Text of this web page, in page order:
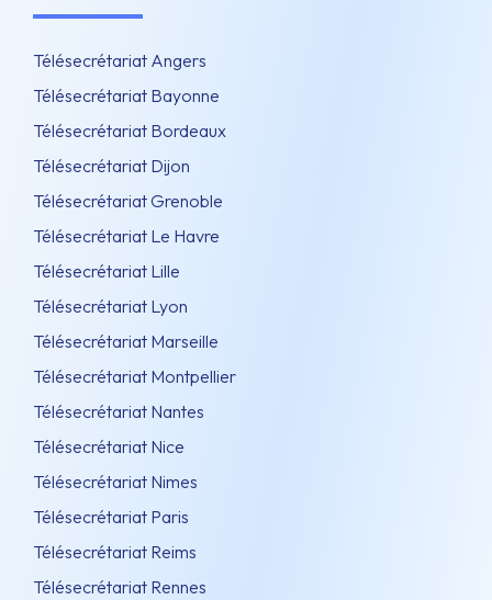
Télésecrétariat Angers
Télésecrétariat Bayonne
Télésecrétariat Bordeaux
Télésecrétariat Dijon
Télésecrétariat Grenoble
Télésecrétariat Le Havre
Télésecrétariat Lille
Télésecrétariat Lyon
Télésecrétariat Marseille
Télésecrétariat Montpellier
Télésecrétariat Nantes
Télésecrétariat Nice
Télésecrétariat Nimes
Télésecrétariat Paris
Télésecrétariat Reims
Télésecrétariat Rennes